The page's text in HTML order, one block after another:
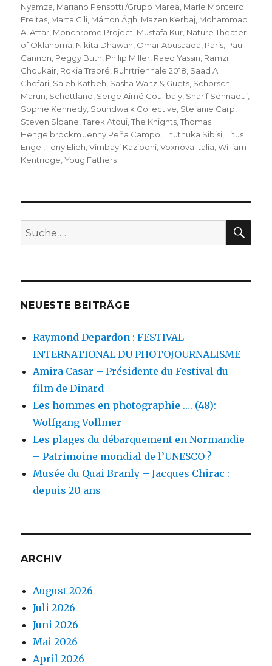
Nyamza, Mariano Pensotti /Grupo Marea, Marle Monteiro
Freitas, Marta Gili, Márton Ágh, Mazen Kerbaj, Mohammad
Al Attar, Monchrome Project, Mustafa Kur, Nature Theater
of Oklahoma, Nikita Dhawan, Omar Abusaada, Paris, Paul
Cannon, Peggy Buth, Philip Miller, Raed Yassin, Ramzi
Choukair, Rokia Traoré, Ruhrtriennale 2018, Saad Al
Ghefari, Saleh Katbeh, Sasha Waltz & Guets, Schorsch
Marun, Schottland, Serge Aimé Coulibaly, Sharif Sehnaoui,
Sophie Kennedy, Soundwalk Collective, Stefanie Carp,
Steven Sloane,Tarek Atoui,The Knights,Thomas
Hengelbrockm Jenny Peña Campo,Thuthuka Sibisi,Titus
Engel,Tony Elieh,Vimbayi Kaziboni,Voxnova Italia,William
Kentridge,Youg Fathers
Suche
nach:
NEUESTE BEITRÄGE
Raymond Depardon : FESTIVAL
INTERNATIONAL DU PHOTOJOURNALISME
Amira Casar – Présidente du Festival du
film de Dinard
Les hommes en photographie …. (48):
Wolfgang Vollmer
Les plages du débarquement en Normandie
– Patrimoine mondial de l’UNESCO ?
Musée du Quai Branly – Jacques Chirac :
depuis 20 ans
ARCHIV
August 2026
Juli 2026
Juni 2026
Mai 2026
April 2026